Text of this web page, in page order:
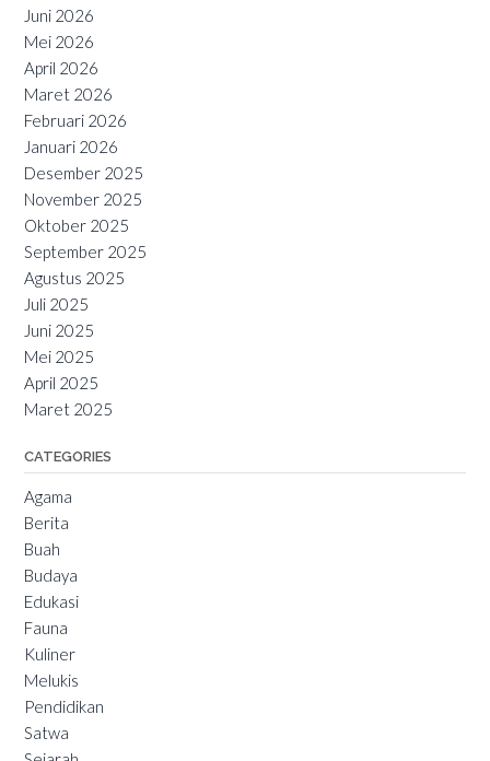
Juni 2026
Mei 2026
April 2026
Maret 2026
Februari 2026
Januari 2026
Desember 2025
November 2025
Oktober 2025
September 2025
Agustus 2025
Juli 2025
Juni 2025
Mei 2025
April 2025
Maret 2025
CATEGORIES
Agama
Berita
Buah
Budaya
Edukasi
Fauna
Kuliner
Melukis
Pendidikan
Satwa